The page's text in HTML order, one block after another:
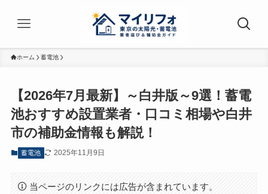
ホーム 蓄電池
【2026年7月最新】～白井版～9選！蓄電
池おすすめ設置業者・口コミ相場や白井
市の補助金情報も解説！
蓄電池 2025年11月9日
当ページのリンクには広告が含まれています。